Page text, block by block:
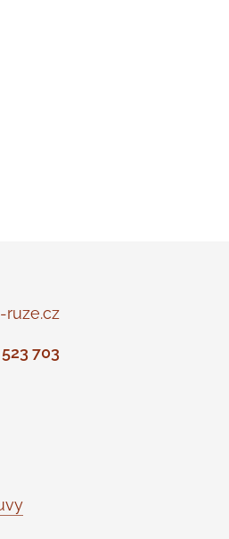
703